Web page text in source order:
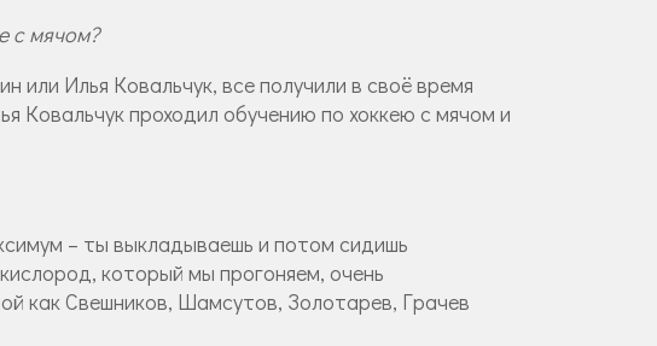
с мячом?
или Илья Ковальчук, все получили в своё время
Ковальчук проходил обучению по хоккею с мячом и
– ты выкладываешь и потом сидишь
который мы прогоняем, очень
как Свешников, Шамсутов, Золотарев, Грачев